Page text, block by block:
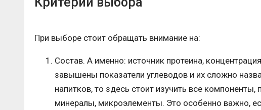
При выборе стоит обращать внимание на:
Состав. А именно: источник протеина,
завышены показатели углеводов и их сложно
напитков, то здесь стоит изучить все
минералы, микроэлементы. Это особенно важно,